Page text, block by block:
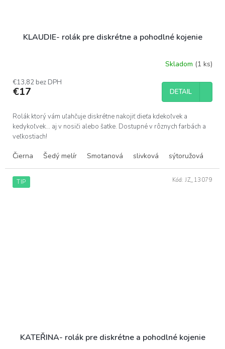
KLAUDIE- rolák pre diskrétne a pohodlné kojenie
Skladom (1 ks)
€13,82 bez DPH
€17 DETAIL
Rolák ktorý vám uľahčuje diskrétne nakojiť dieťa kdekoľvek a
kedykoľvek... aj v nosiči alebo šatke. Dostupné v rôznych farbách a
veľkostiach!
Čierna Šedý melír Smotanová slivková sýtoružová
TIP
KATEŘINA- rolák pre diskrétne a pohodlné kojenie
Kód: JZ_13079